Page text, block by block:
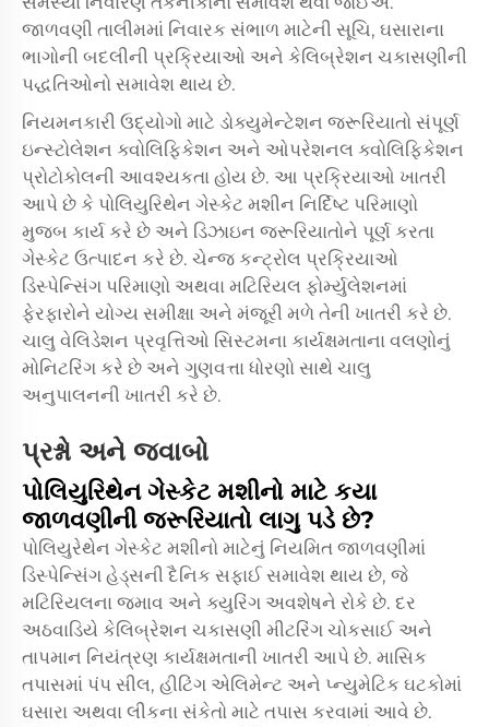
જાળવણી તાલીમમાં નિવારક સંભાળ માટેની સૂચિ, ઘસારાના
ભાગોની બદલીની પ્રક્રિયાઓ અને કેલિબ્રેશન ચકાસણીની
પદ્ધતિઓનો સમાવેશ થાય છે.
નિયમનકારી ઉદ્યોગો માટે ડોક્યુમેન્ટેશન જરૂરિયાતો સંપૂર્ણ
ઇન્સ્ટોલેશન ક્વોલિફિકેશન અને ઓપરેશનલ ક્વોલિફિકેશન
પ્રોટોકોલની આવશ્યકતા હોય છે. આ પ્રક્રિયાઓ ખાતરી
આપે છે કે પોલિયુરિથેન ગેસ્કેટ મશીન નિર્દિષ્ટ પરિમાણો
મુજબ કાર્ય કરે છે અને ડિઝાઇન જરૂરિયાતોને પૂર્ણ કરતા
ગેસ્કેટ ઉત્પાદન કરે છે. ચેન્જ કન્ટ્રોલ પ્રક્રિયાઓ
ડિસ્પેન્સિંગ પરિમાણો અથવા મટિરિયલ ફોર્મ્યુલેશનમાં
ફેરફારોને યોગ્ય સમીક્ષા અને મંજૂરી મળે તેની ખાતરી કરે છે.
ચાલુ વેલિડેશન પ્રવૃત્તિઓ સિસ્ટમના કાર્યક્ષમતાના વલણોનું
મોનિટરિંગ કરે છે અને ગુણવત્તા ધોરણો સાથે ચાલુ
અનુપાલનની ખાતરી કરે છે.
પ્રશ્નો અને જવાબો
પોલિયુરિથેન ગેસ્કેટ મશીનો માટે કયા
જાળવણીની જરૂરિયાતો લાગુ પડે છે?
પોલિયુરેથેન ગેસ્કેટ મશીનો માટેનું નિયમિત જાળવણીમાં
ડિસ્પેન્સિંગ હેડ્સની દૈનિક સફાઈ સમાવેશ થાય છે, જે
મટિરિયલના જમાવ અને ક્યુરિંગ અવશેષને રોકે છે. દર
અઠવાડિયે કેલિબ્રેશન ચકાસણી મીટરિંગ ચોકસાઈ અને
તાપમાન નિયંત્રણ કાર્યક્ષમતાની ખાતરી આપે છે. માસિક
તપાસમાં પંપ સીલ, હીટિંગ એલિમેન્ટ અને પ્ન્યુમેટિક ઘટકોમાં
ઘસારા અથવા લીકના સંકેતો માટે તપાસ કરવામાં આવે છે.